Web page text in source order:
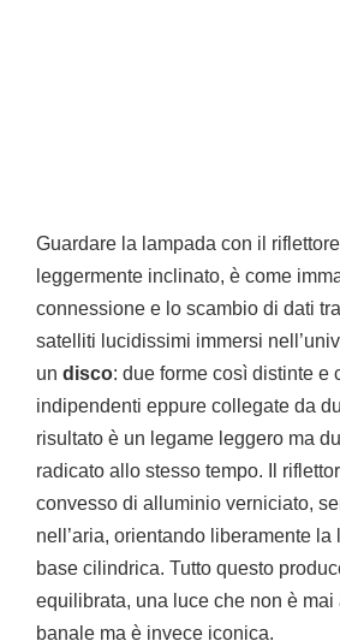
Guardare la lampada con il
leggermente inclinato, è come
connessione e lo scambio di dati
satelliti lucidissimi immersi
un disco: due forme così distinte e
indipendenti eppure collegate da
risultato è un legame leggero ma
radicato allo stesso tempo. Il
convesso di alluminio verniciato,
nell’aria, orientando liberamente la
base cilindrica. Tutto questo
equilibrata, una luce che non è
banale ma è invece iconica.